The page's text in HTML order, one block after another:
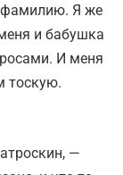
фамилию. Я же
и бабушка
И меня
тоскую.
—